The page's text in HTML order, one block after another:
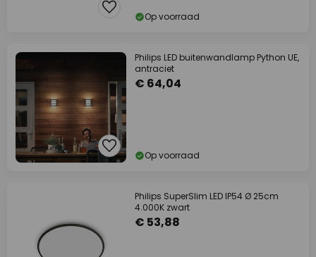
Op voorraad
Philips LED buitenwandlamp Python UE,
antraciet
€ 64,04
Op voorraad
Philips SuperSlim LED IP54 Ø 25cm
4.000K zwart
€ 53,88